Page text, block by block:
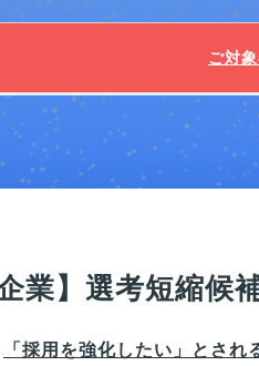
ご対
企業】選考短縮候
「採用を強化したい」とされ